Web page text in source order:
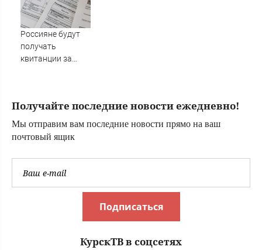
вести
Россияне будут
получать
квитанции за
Получайте последние новости ежедневно!
Мы отправим вам последние новости прямо на ваш
почтовый ящик
Подписаться
КурскТВ в соцсетях